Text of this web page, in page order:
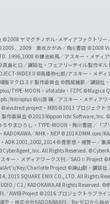
b
e
O
f
f
i
c
i
a
l
C
©2008 ヤマグチノボル･メディアファクトリー
、2009 美水かがみ／角川書店 ©2008
1996,2008 ©鎌池和馬／アスキー・メディ
真島ヒロ／講談社・フェアリーテイル製作ギル
INDEX II ©高橋弥七郎/アスキー・メディ
版マクロスＦ製作委員会 ©西尾維新／講談社
TYPE-MOON・ufotable・FZPC ©Magica
Nitroplus ©川原 礫／アスキー・メディアワ
©vividred project・MBS ©2013 プロジェクトラ
製作委員会 ©2013 Nippon Ichi Software, Inc.
ろやまひろし・TYPE-MOON・角川書店／「
／NHK・NEP ©2014 DMM.com/
ADK 2001,2002,2014 ©貴家悠・橘賢一／集
Inc. All Rights Reserved.
キー・メディアワークス刊／SAOⅡ Project
Key/Charlotte Project ©諫山創・講談社
2015 SQUARE ENIX CO., LTD. All Rights
/ C2 / KADOKAWA All Rights Reserved. ©
／AWIB Project ©2016 プロジェクトラブライ
平・株式会社KADOKAWA刊／Re:ゼロから始